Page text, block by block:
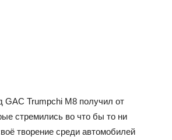
GAC Trumpchi M8 получил от
стремились во что бы то ни
творение среди автомобилей